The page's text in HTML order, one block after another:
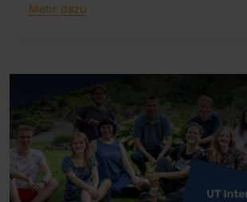
Mehr dazu